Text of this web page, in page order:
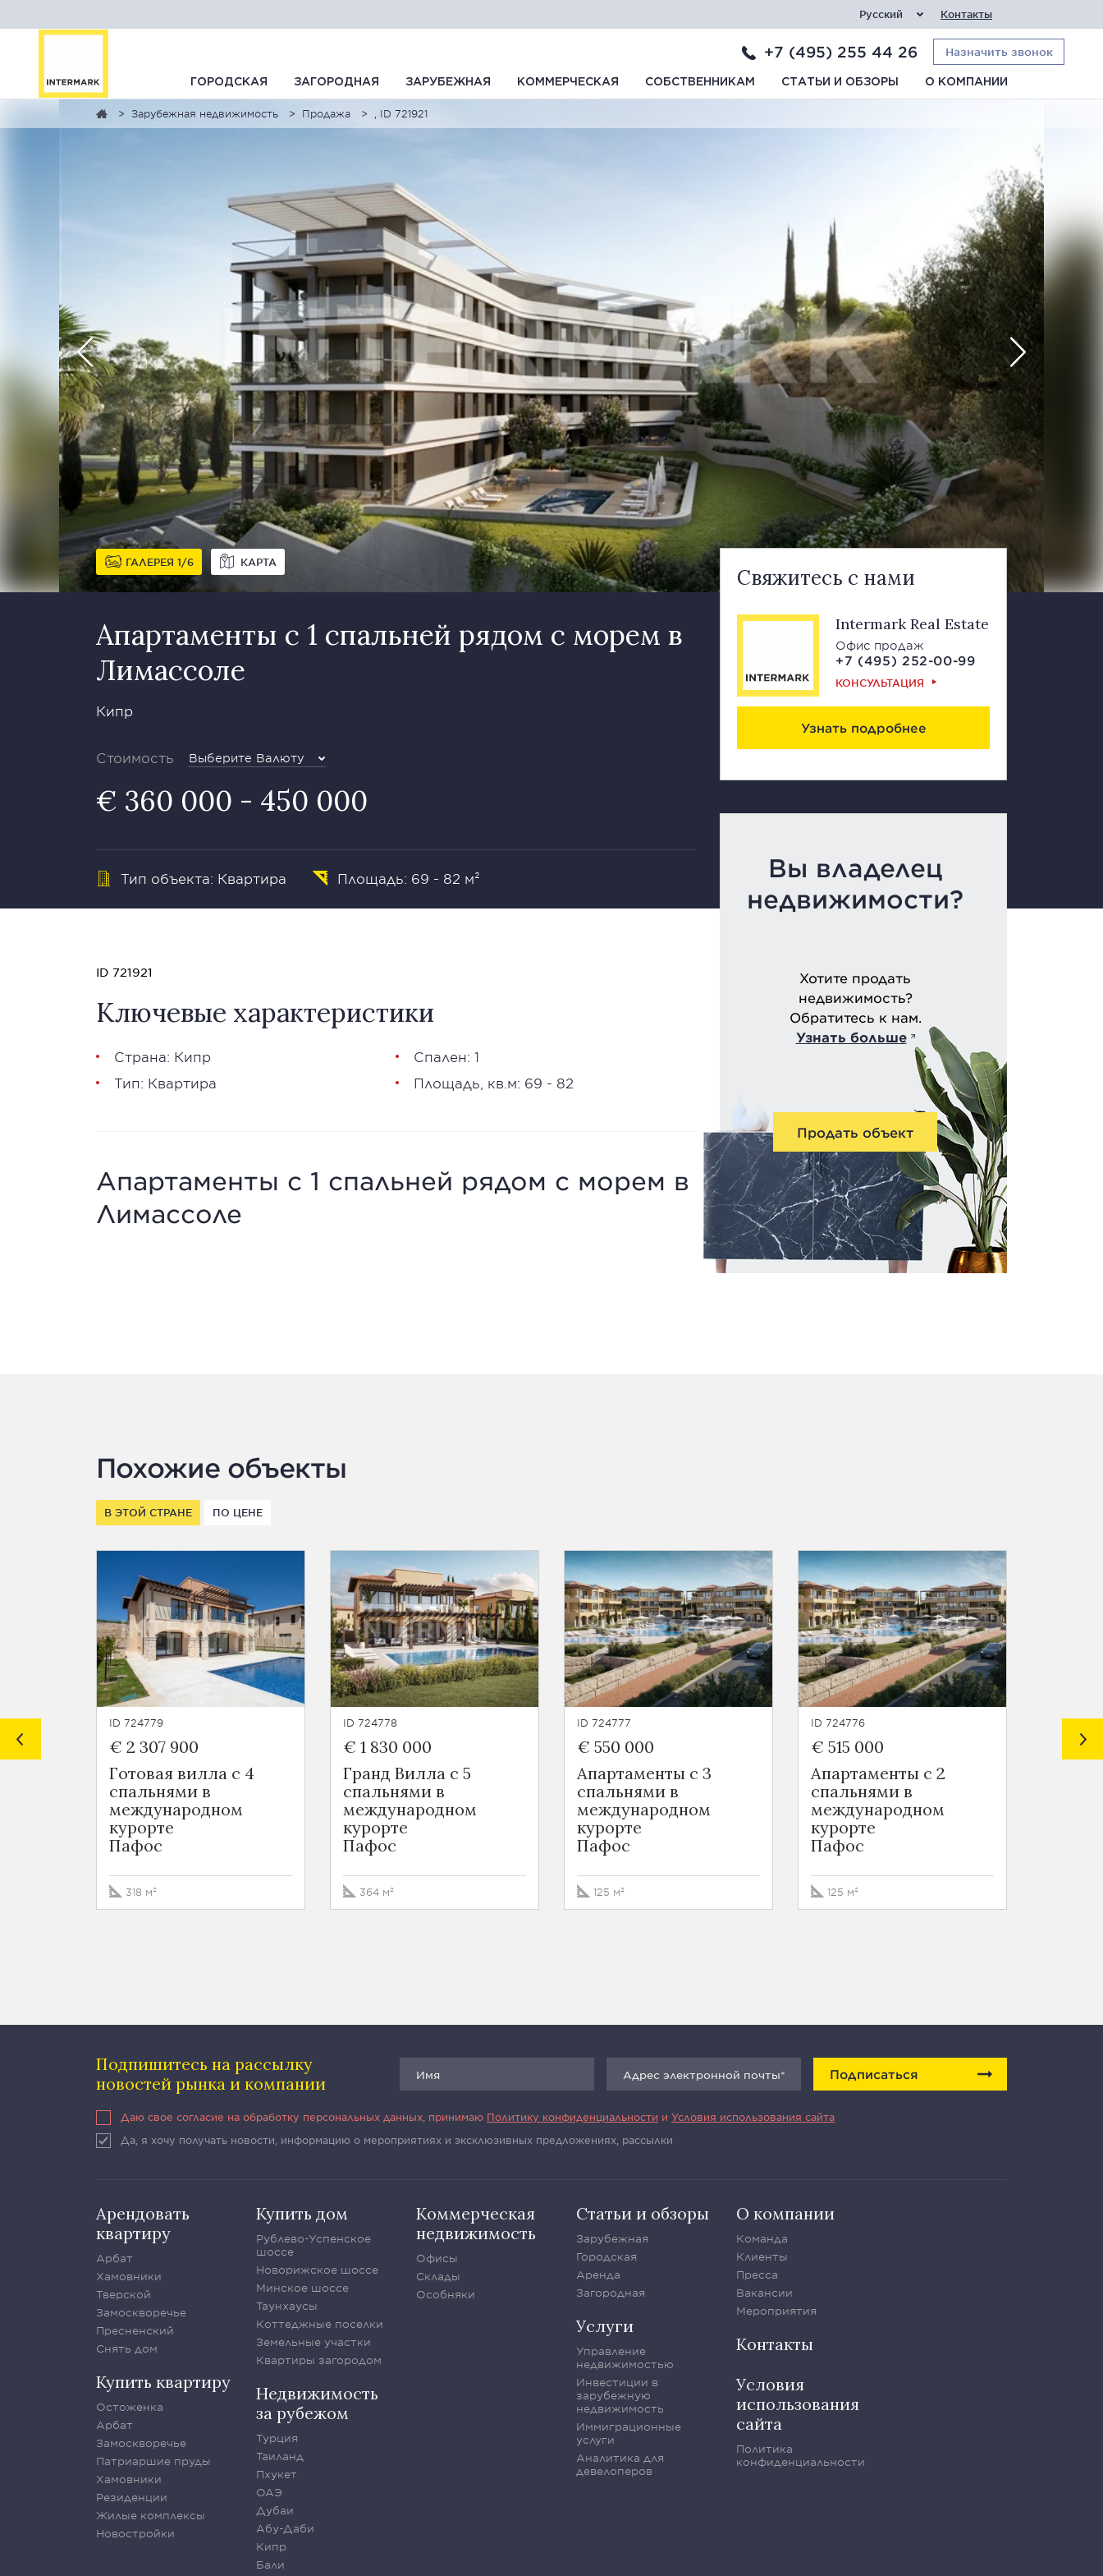
Русский Контакты
+7 (495) 255 44 26 Назначить звонок
ГОРОДСКАЯ ЗАГОРОДНАЯ ЗАРУБЕЖНАЯ КОММЕРЧЕСКАЯ СОБСТВЕННИКАМ СТАТЬИ И ОБЗОРЫ О КОМПАНИИ
Зарубежная недвижимость Продажа , ID 721921
ГАЛЕРЕЯ 1 6 КАРТА
Апартаменты с 1 спальней рядом с морем в
Лимассоле
Кипр
Стоимость Выберите Валюту
€ 360 000 - 450 000
Тип объекта: Квартира Площадь: 69 - 82 м²
Свяжитесь с нами
Intermark Real Estate
Офис продаж
+7 (495) 252-00-99
КОНСУЛЬТАЦИЯ
Узнать подробнее
Вы владелец
недвижимости?
Хотите продать
недвижимость?
Обратитесь к нам.
Узнать больше
Продать объект
ID 721921
Ключевые характеристики
Страна: Кипр
Тип: Квартира
Спален: 1
Площадь, кв.м: 69 - 82
Апартаменты с 1 спальней рядом с морем в
Лимассоле
Похожие объекты
В ЭТОЙ СТРАНЕ ПО ЦЕНЕ
ID 724779
€ 2 307 900
Готовая вилла с 4
спальнями в
международном
курорте
Пафос
318 м²
ID 724778
€ 1 830 000
Гранд Вилла с 5
спальнями в
международном
курорте
Пафос
364 м²
ID 724777
€ 550 000
Апартаменты с 3
спальнями в
международном
курорте
Пафос
125 м²
ID 724776
€ 515 000
Апартаменты с 2
спальнями в
международном
курорте
Пафос
125 м²
ID 724775
€ 442
Подпишитесь на рассылку
новостей рынка и компании
Подписаться
Даю свое согласие на обработку персональных данных, принимаю Политику конфиденциальности и Условия использования сайта
Да, я хочу получать новости, информацию о мероприятиях и эксклюзивных предложениях, рассылки
Арендовать
квартиру
Арбат
Хамовники
Тверской
Замоскворечье
Пресненский
Снять дом
Купить квартиру
Остоженка
Арбат
Замоскворечье
Патриаршие пруды
Хамовники
Резиденции
Жилые комплексы
Новостройки
Купить дом
Рублево-Успенское
шоссе
Новорижское шоссе
Минское шоссе
Таунхаусы
Коттеджные поселки
Земельные участки
Квартиры загородом
Недвижимость
за рубежом
Турция
Таиланд
Пхукет
ОАЭ
Дубаи
Абу-Даби
Кипр
Бали
Коммерческая
недвижимость
Офисы
Склады
Особняки
Статьи и обзоры
Зарубежная
Городская
Аренда
Загородная
Услуги
Управление
недвижимостью
Инвестиции в
зарубежную
недвижимость
Иммиграционные
услуги
Аналитика для
девелоперов
О компании
Команда
Клиенты
Пресса
Вакансии
Мероприятия
Контакты
Условия
использования
сайта
Политика
конфиденциальности